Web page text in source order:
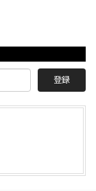
登録